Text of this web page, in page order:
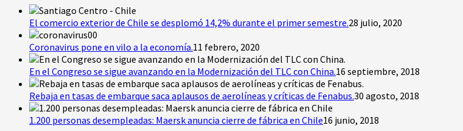
El comercio exterior de Chile se desplomó 14,2% durante el primer semestre.28 julio, 2020
Coronavirus pone en vilo a la economía.11 febrero, 2020
En el Congreso se sigue avanzando en la Modernización del TLC con China.16 septiembre, 2018
Rebaja en tasas de embarque saca aplausos de aerolíneas y críticas de Fenabus.30 agosto, 2018
1.200 personas desempleadas: Maersk anuncia cierre de fábrica en Chile16 junio, 2018